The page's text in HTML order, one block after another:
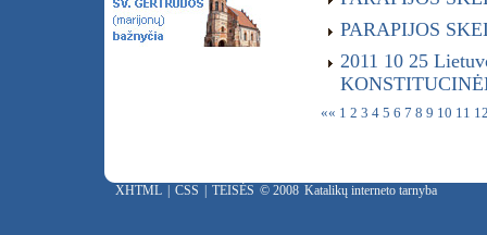
PARAPIJOS
2011 10 25
«« 1 2 3 4 5 6 7 8 9 10 11
XHTML CSS TEISĖS © 2008 Katalikų interneto tarnyba